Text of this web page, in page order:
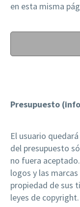
en esta misma
Presupuesto
El usuario
del presupuesto
no fuera
logos y las
propiedad de sus
leyes de